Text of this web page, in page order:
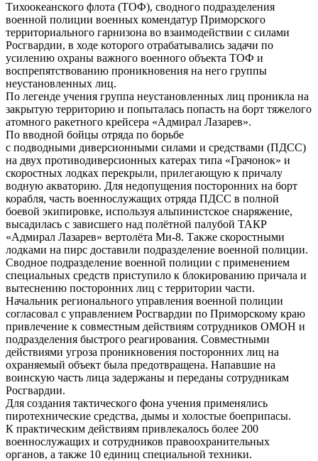
Тихоокеанского флота (ТОФ), сводного подразделения
военной полиции военных комендатур Приморского
территориального гарнизона во взаимодействии с силами
Росгвардии, в ходе которого отрабатывались задачи по
усилению охраны важного военного объекта ТОФ и
воспрепятствованию проникновения на него группы
неустановленных лиц.
По легенде учения группа неустановленных лиц проникла на
закрытую территорию и попыталась попасть на борт тяжелого
атомного ракетного крейсера «Адмирал Лазарев».
По вводной бойцы отряда по борьбе
с подводными диверсионными силами и средствами (ПДСС)
на двух противодиверсионных катерах типа «Грачонок» и
скоростных лодках перекрыли, прилегающую к причалу
водную акваторию. Для недопущения посторонних на борт
корабля, часть военнослужащих отряда ПДСС в полной
боевой экипировке, используя альпинистское снаряжение,
высадилась с зависшего над полётной палубой ТАКР
«Адмирал Лазарев» вертолёта Ми-8. Также скоростными
лодками на пирс доставили подразделение военной полиции.
Сводное подразделение военной полиции с применением
специальных средств приступило к блокированию причала и
вытеснению посторонних лиц с территории части.
Начальник регионального управления военной полиции
согласовал с управлением Росгвардии по Приморскому краю
привлечение к совместным действиям сотрудников ОМОН и
подразделения быстрого реагирования. Совместными
действиями угроза проникновения посторонних лиц на
охраняемый объект была предотвращена. Напавшие на
воинскую часть лица задержаны и переданы сотрудникам
Росгвардии.
Для создания тактического фона учения применялись
пиротехнические средства, дымы и холостые боеприпасы.
К практическим действиям привлекалось более 200
военнослужащих и сотрудников правоохранительных
органов, а также 10 единиц специальной техники.